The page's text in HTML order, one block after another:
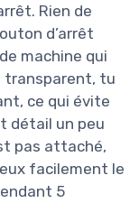
Rien de
d’arrêt
machine qui
transparent, tu
ce qui évite
détail un peu
pas attaché,
facilement le
5